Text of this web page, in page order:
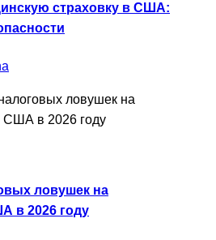
страховку в США:
ловушек на
в 2026 году